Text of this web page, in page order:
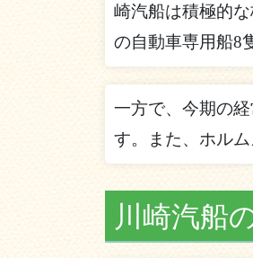
崎汽船は積極的
の自動車専用船8
一方で、今期の
す。また、ホル
川崎汽船